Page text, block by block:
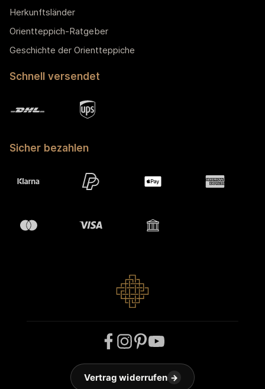
Herkunftsländer
Orientteppich-Ratgeber
Geschichte der Orientteppiche
Schnell versendet
Sicher bezahlen
Vertrag widerrufen →